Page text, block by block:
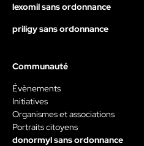
lexomil sans ordonnance
priligy sans ordonnance
Communauté
Évènements
Initiatives
Organismes et associations
Portraits citoyens
donormyl sans ordonnance